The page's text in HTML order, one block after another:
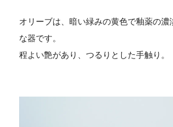
オリーブは、暗い緑みの黄色で釉薬の濃
な器です。
程よい艶があり、つるりとした手触り。